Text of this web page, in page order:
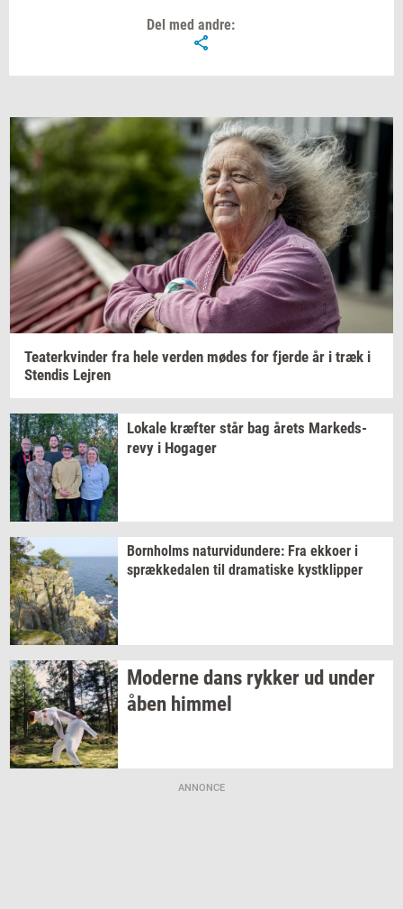
Del med andre:
Te­a­ter­kvin­der fra hele ver­den mødes for fjer­de år i træk i
Sten­dis Lej­ren
Lo­ka­le kræf­ter står bag årets Mar­keds­
revy i Ho­ga­ger
Born­holms na­tur­vi­dun­de­re: Fra ek­ko­er i
spræk­ke­da­len til dra­ma­ti­ske kyst­klip­per
Mo­der­ne dans ryk­ker ud under
åben him­mel
ANNONCE